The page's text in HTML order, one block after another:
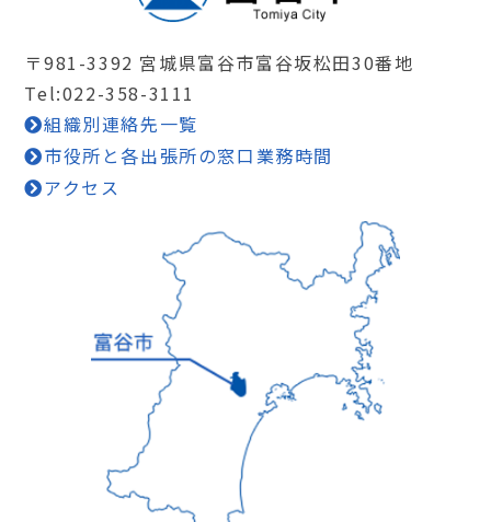
〒981-3392 宮城県富谷市富谷坂松田30番地
Tel:022-358-3111
組織別連絡先一覧
市役所と各出張所の窓口業務時間
アクセス